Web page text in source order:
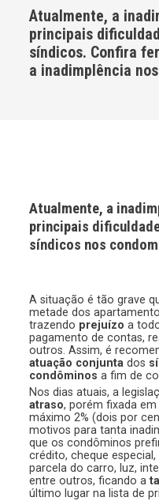
Atualmente, a
principais
síndicos. Confira
a inadimplência
Atualmente, a
principais
síndicos nos
A situação é tão grave
metade dos
trazendo prejuízo a
pagamento de contas,
outros. Assim, é
atuação conjunta dos
condôminos a fim de
Nos dias atuais, a
atraso, porém fixada
máximo 2% (dois por
motivos para tanta
que os condôminos
crédito, cheque
parcela do carro, luz,
entre outros, ficando a
último lugar na lista de